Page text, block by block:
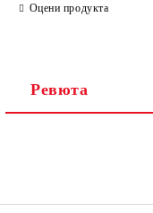
Оцени продукта
Ревюта